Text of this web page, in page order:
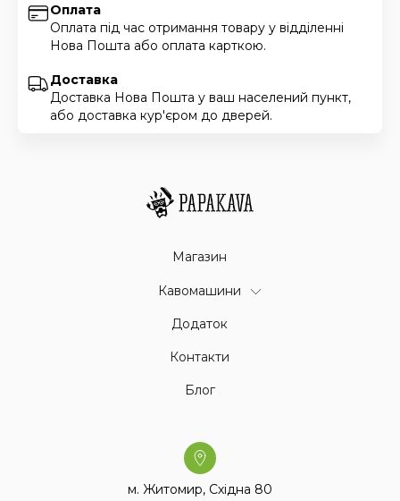
Оплата
Оплата під час отримання товару у відділенні
Нова Пошта або оплата карткою.
Доставка
Доставка Нова Пошта у ваш населений пункт,
або доставка кур'єром до дверей.
Магазин
Кавомашини
Додаток
Контакти
Блог
м. Житомир, Східна 80